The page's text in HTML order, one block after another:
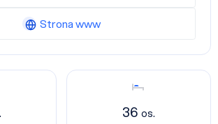
Nocleg
36 os.
Strona www